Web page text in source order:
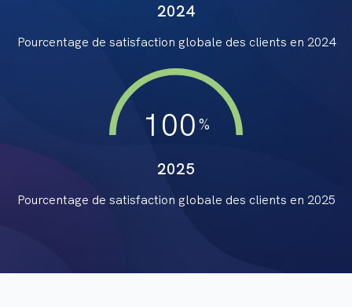
2024
Pourcentage de satisfaction globale des clients en 2024
100
2025
Pourcentage de satisfaction globale des clients en 2025